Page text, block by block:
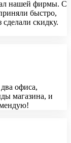
нашей фирмы. С
быстро,
скидку.
офиса,
магазина, и